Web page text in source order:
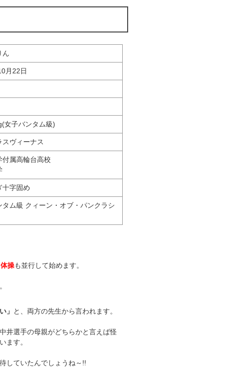
月22日
女子バンタム級)
スヴィーナス
付属高輪台高校
十字固め
タム級 クィーン・オブ・パンクラシ
操も並行して始めます。
」 と、両方の先生から言われます。
井選手の母親がどちらかと言えば怪
ます。
していたんでしょうね～!!